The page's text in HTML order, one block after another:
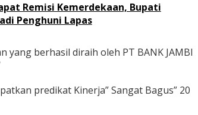
Remisi Kemerdekaan, Bupati
Penghuni Lapas
berhasil diraih oleh PT BANK JAMBI
predikat Kinerja” Sangat Bagus” 20